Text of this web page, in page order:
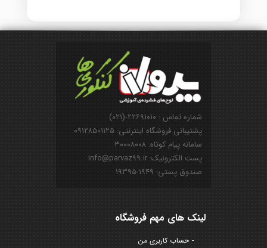
شماره تماس : ۲۲۶۹۱۰۱۰-(۰۲۱)
پشتیبانی فروشگاه اینترنتی: ۰۹۱۲۸۵۰۱۱۲۵
سامانه پیام کوتاه: ۳۰۰۰۸۰۰۸
پست الکترونیک: info@parvaz99.ir
صندوق پستی: ۱۹۴۹-۱۹۳۹۵
لینک های مهم فروشگاه
حساب کاربری من